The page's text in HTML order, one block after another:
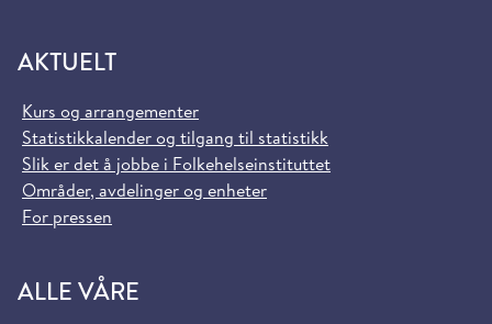
AKTUELT
Kurs og arrangementer
Statistikkalender og tilgang til statistikk
Slik er det å jobbe i Folkehelseinstituttet
Områder, avdelinger og enheter
For pressen
ALLE VÅRE